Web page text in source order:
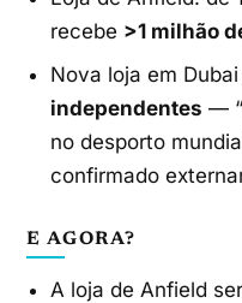
recebe >1 milhão
Nova loja em
independentes —
no desporto
confirmado
E AGORA?
A loja de Anfield